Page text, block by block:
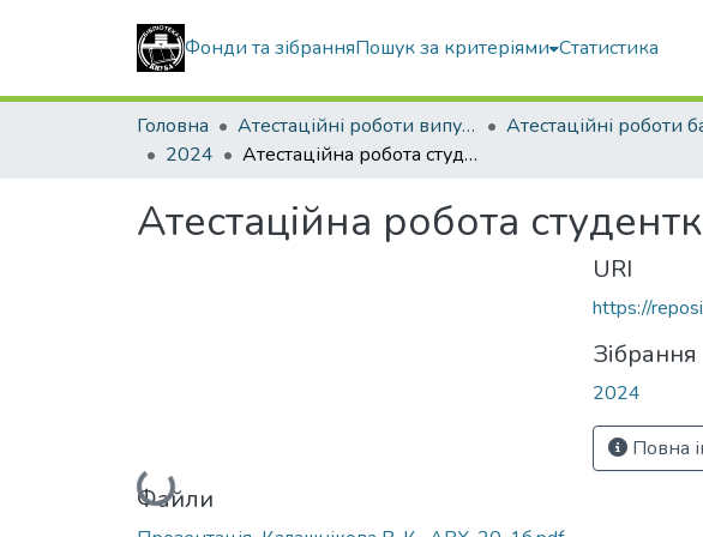
Фонди та зібранняПошук за критеріями Статистика
Головна Атестаційні роботи випускників
2024
Атестаційна робота студентки Калашнікової Владлени Кирилівни
Атестаційна робота
Вантажиться...
Файли
URI
https://
Зібрання
2024
Повна